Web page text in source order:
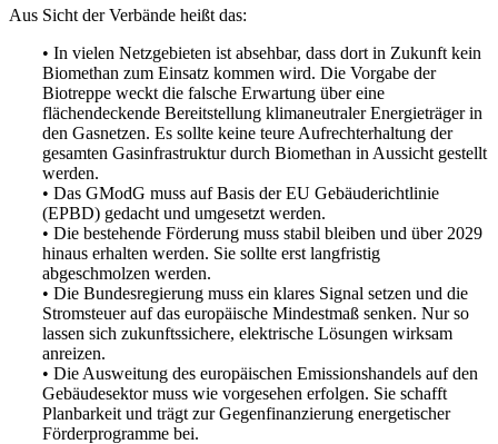
Aus Sicht der Verbände heißt das:
• In vielen Netzgebieten ist absehbar, dass dort in Zukunft kein
Biomethan zum Einsatz kommen wird. Die Vorgabe der
Biotreppe weckt die falsche Erwartung über eine
flächendeckende Bereitstellung klimaneutraler Energieträger in
den Gasnetzen. Es sollte keine teure Aufrechterhaltung der
gesamten Gasinfrastruktur durch Biomethan in Aussicht gestellt
werden.
• Das GModG muss auf Basis der EU Gebäuderichtlinie
(EPBD) gedacht und umgesetzt werden.
• Die bestehende Förderung muss stabil bleiben und über 2029
hinaus erhalten werden. Sie sollte erst langfristig
abgeschmolzen werden.
• Die Bundesregierung muss ein klares Signal setzen und die
Stromsteuer auf das europäische Mindestmaß senken. Nur so
lassen sich zukunftssichere, elektrische Lösungen wirksam
anreizen.
• Die Ausweitung des europäischen Emissionshandels auf den
Gebäudesektor muss wie vorgesehen erfolgen. Sie schafft
Planbarkeit und trägt zur Gegenfinanzierung energetischer
Förderprogramme bei.